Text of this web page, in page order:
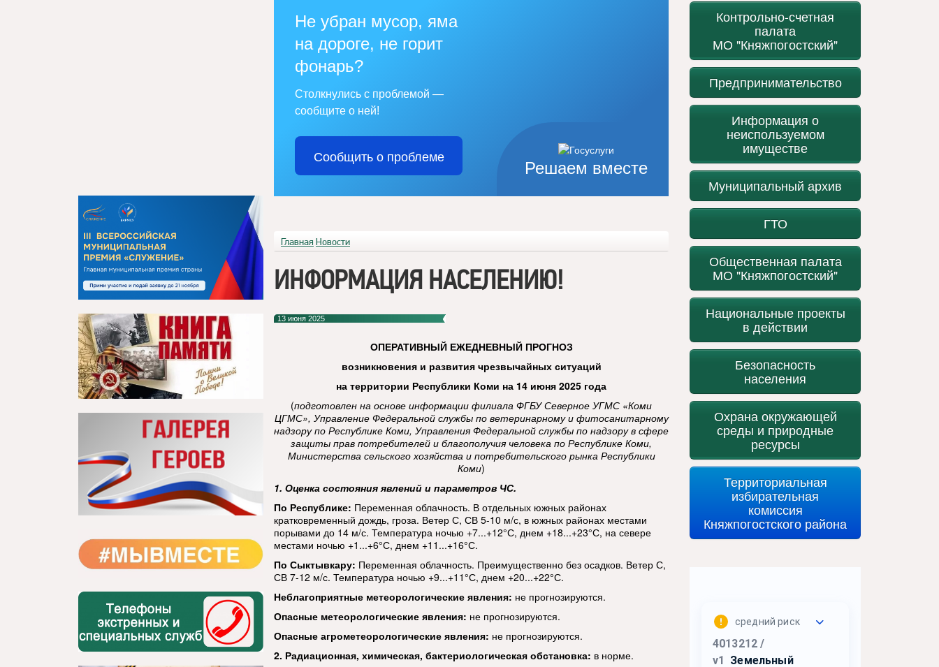
Решаем вместе
Не убран мусор, яма
на дороге, не горит
фонарь?
Столкнулись с проблемой —
сообщите о ней!
Сообщить о проблеме
Главная Новости
ИНФОРМАЦИЯ НАСЕЛЕНИЮ!
13 июня 2025
ОПЕРАТИВНЫЙ ЕЖЕДНЕВНЫЙ ПРОГНОЗ
возникновения и развития чрезвычайных ситуаций
на территории Республики Коми на 14 июня 2025 года
(подготовлен на основе информации филиала ФГБУ Северное УГМС «Коми
ЦГМС», Управление Федеральной службы по ветеринарному и фитосанитарному
надзору по Республике Коми, Управления Федеральной службы по надзору в сфере
защиты прав потребителей и благополучия человека по Республике Коми,
Министерства сельского хозяйства и потребительского рынка Республики
Коми)
1. Оценка состояния явлений и параметров ЧС.
По Республике: Переменная облачность. В отдельных южных районах
кратковременный дождь, гроза. Ветер С, СВ 5-10 м/с, в южных районах местами
порывами до 14 м/с. Температура ночью +7...+12°С, днем +18...+23°С, на севере
местами ночью +1...+6°С, днем +11...+16°С.
По Сыктывкару: Переменная облачность. Преимущественно без осадков. Ветер С,
СВ 7-12 м/с. Температура ночью +9...+11°С, днем +20...+22°С.
Неблагоприятные метеорологические явления: не прогнозируются.
Опасные метеорологические явления: не прогнозируются.
Опасные агрометеорологические явления: не прогнозируются.
2. Радиационная, химическая, бактериологическая обстановка: в норме.
Контрольно-счетная
палата
МО "Княжпогостский"
Предпринимательство
Информация о
неиспользуемом
имуществе
Муниципальный архив
ГТО
Общественная палата
МО "Княжпогостский"
Национальные проекты
в действии
Безопасность
населения
Охрана окружающей
среды и природные
ресурсы
Территориальная
избирательная
комиссия
Княжпогостского района